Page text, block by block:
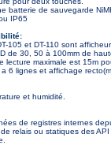
batterie de sauvegarde
IP65
105 et DT-110 sont
de 30, 50 à 100mm de
lecture maximale est 15m
a 6 lignes et affichage
et humidité.
de registres internes
relais ou statiques des